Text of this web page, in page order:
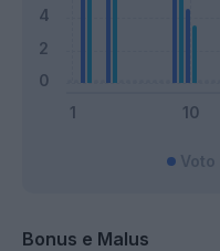
Bonus e Malus